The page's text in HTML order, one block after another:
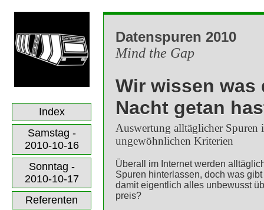
Index
Samstag -
2010-10-16
Sonntag -
2010-10-17
Referenten
Datenspuren 2010
Mind the Gap
Wir wissen was
Nacht getan
Auswertung alltäglicher Spuren
ungewöhnlichen Kriterien
Überall im Internet werden
Spuren hinterlassen, doch was gibt
damit eigentlich alles unbewusst
preis?